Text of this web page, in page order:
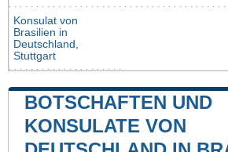
Konsulat von
Brasilien in
Deutschland,
Stuttgart
BOTSCHAFTEN UND
KONSULATE VON